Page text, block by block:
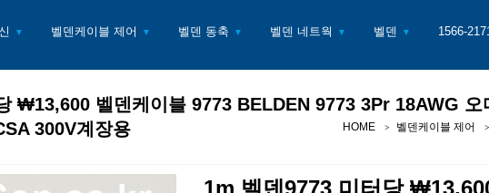
▼ 벨덴케이블 제어 ▼ 벨덴 동축 ▼ 벨덴 네트웍 ▼ 벨덴 ▼ 1566-
₩13,600 벨덴케이블 9773 BELDEN 9773 3Pr 18AWG 오
300V계장용
HOME 벨덴케이블 제어
1m 벨덴9773 미터당